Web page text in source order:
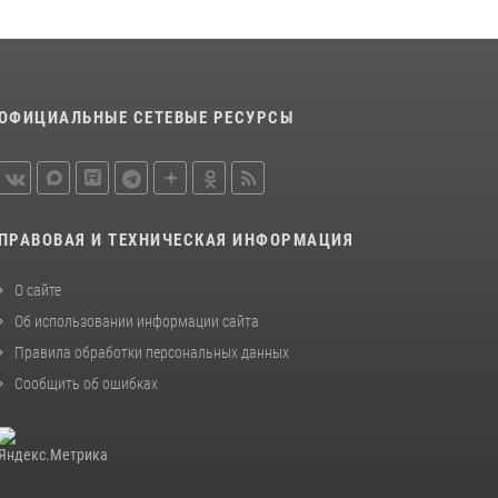
нетрезвых мужчин, угрожавших молодежи
неделю сотрудники Росгвардии в
Вологодской области
СЕТЕВЫЕ РЕСУРСЫ
ПРАВОВАЯ И ТЕХНИЧЕСКАЯ ИНФОРМАЦИЯ
О сайте
Об использовании информации сайта
Правила обработки персональных данных
Сообщить об ошибках